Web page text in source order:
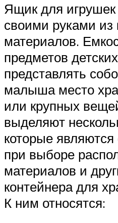
Ящик для
своими руками из
материалов.
предметов
представлять
малыша место
или крупных
выделяют
которые
при выборе
материалов и
контейнера для
К ним относятся: